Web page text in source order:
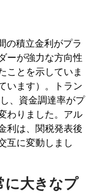
の積立金利がプラ
ーが強力な方向性
ことを示していま
います）。トラン
、資金調達率がプ
わりました。アル
利は、関税発表後
互に変動しまし
に大きなプ